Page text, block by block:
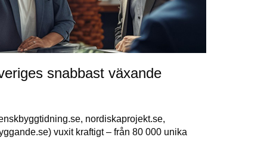
snabbast växande
nordiskaprojekt.se,
vuxit kraftigt – från 80 000 unika